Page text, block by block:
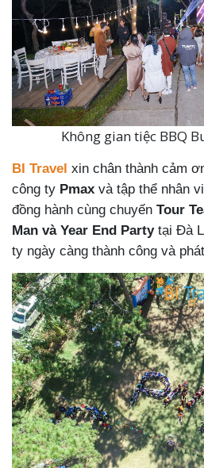
Không gian tiệc BBQ
BI Travel xin chân thành cảm
công ty Pmax và tập thể nhân
đồng hành cùng chuyến Tour
Man và Year End Partytại Đà
ty ngày càng thành công và